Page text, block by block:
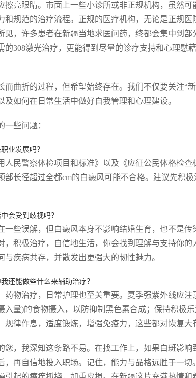
擦亮眼睛。市面上一些小诊所或非正规机构，虽然
和规范的治疗流程。正规的医疗机构，无论是正规
见，许多患者在新疆当地求医问药，终都会集中到
的308激光治疗，更能得到尽量的诊疗支持和心理慰
而曲折的过程，但希望始终存在。我们不仅要关注“
及如何在日常生活中做好自我管理和心理建设。
一些问题：
业发展吗？
人民警察体检项目和标准》以及《应征公民体格检
部长径超过全都cm的白癜风可能不合格。建议先积
会受到歧视吗？
一些误解，但白癜风本身不影响结婚生育，也不是
，积极治疗，自信地生活，你会找到理解与支持你
与疾病共存，并散发出更强大的韧性魅力。
还能做些什么来辅助治疗？
药物治疗，日常护理也至关重要。夏季强紫外线应
入量)的食物摄入，以防抑制黑色素合成；保持积极
规律作息，适度锻炼，增强免疫力，这些都对恢复大
您，我深知这条路不易。在找工作上，如果白斑影
，再自信地投入职场。记住，能力与品格远胜于一